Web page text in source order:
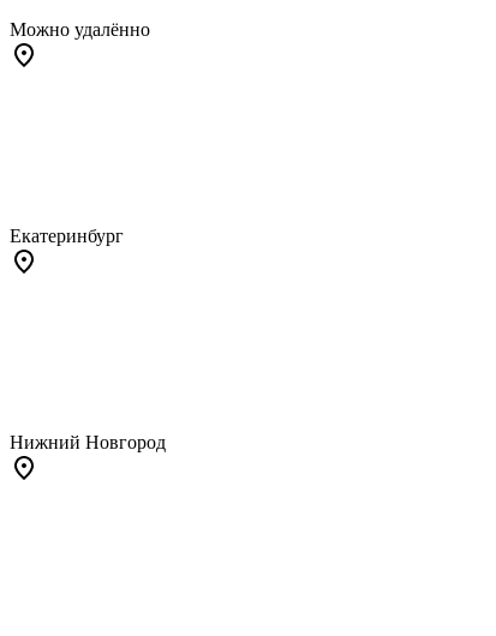
Можно удалённо
Екатеринбург
Нижний Новгород